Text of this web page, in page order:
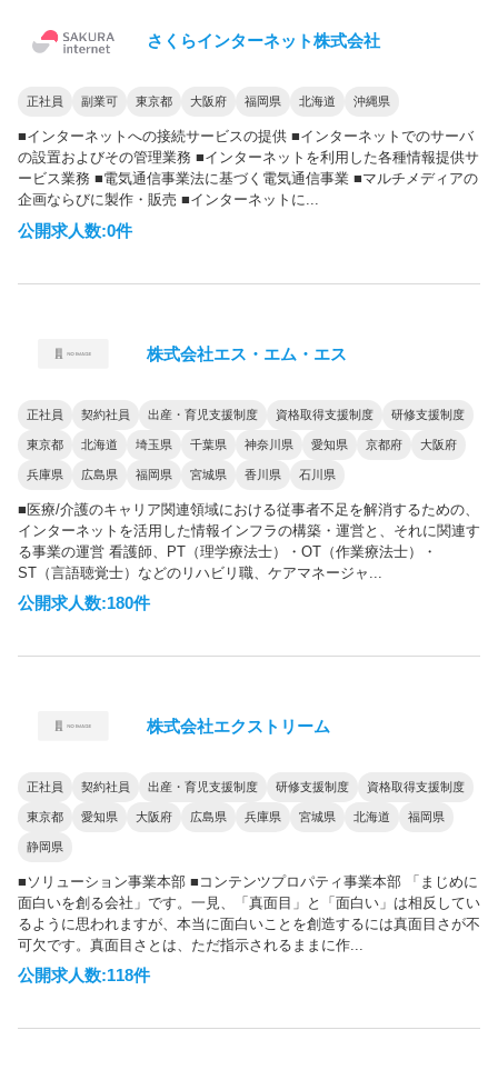
さくらインターネット株式会社
正社員 副業可 東京都 大阪府 福岡県 北海道 沖縄県
■インターネットへの接続サービスの提供 ■インターネットでのサーバ
の設置およびその管理業務 ■インターネットを利用した各種情報提供サ
ービス業務 ■電気通信事業法に基づく電気通信事業 ■マルチメディアの
企画ならびに製作・販売 ■インターネットに...
公開求人数:0件
株式会社エス・エム・エス
正社員 契約社員 出産・育児支援制度 資格取得支援制度 研修支援制度
東京都 北海道 埼玉県 千葉県 神奈川県 愛知県 京都府 大阪府
兵庫県 広島県 福岡県 宮城県 香川県 石川県
■医療/介護のキャリア関連領域における従事者不足を解消するための、
インターネットを活用した情報インフラの構築・運営と、それに関連す
る事業の運営 看護師、PT（理学療法士）・OT（作業療法士）・
ST（言語聴覚士）などのリハビリ職、ケアマネージャ...
公開求人数:180件
株式会社エクストリーム
正社員 契約社員 出産・育児支援制度 研修支援制度 資格取得支援制度
東京都 愛知県 大阪府 広島県 兵庫県 宮城県 北海道 福岡県
静岡県
■ソリューション事業本部 ■コンテンツプロパティ事業本部 「まじめに
面白いを創る会社」です。一見、「真面目」と「面白い」は相反してい
るように思われますが、本当に面白いことを創造するには真面目さが不
可欠です。真面目さとは、ただ指示されるままに作...
公開求人数:118件